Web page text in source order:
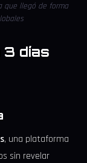
que llegó de forma
3 días
, una plataforma
sin revelar